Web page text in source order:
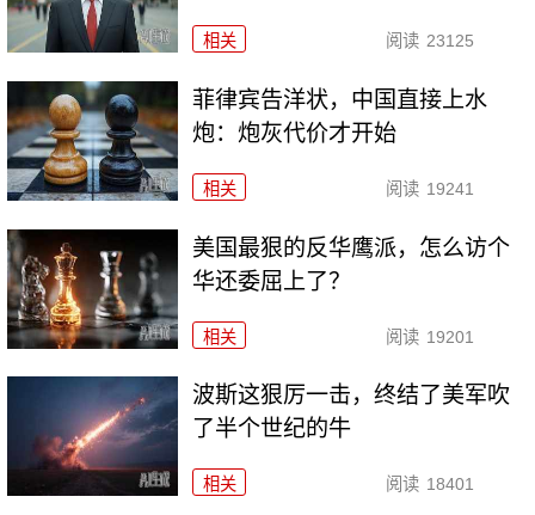
相关 阅读 23125
菲律宾告洋状，中国直接上水
炮：炮灰代价才开始
相关 阅读 19241
美国最狠的反华鹰派，怎么访个
华还委屈上了？
相关 阅读 19201
波斯这狠厉一击，终结了美军吹
了半个世纪的牛
相关 阅读 18401